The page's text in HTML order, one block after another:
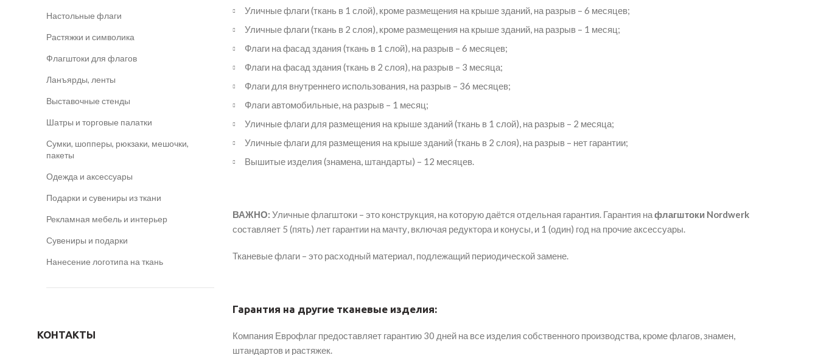
Уличные флаги (ткань в 1 слой), кроме размещения на крыше зданий, на разрыв – 6 месяцев;
Уличные флаги (ткань в 2 слоя), кроме размещения на крыше зданий, на разрыв – 1 месяц;
Флаги на фасад здания (ткань в 1 слой), на разрыв – 6 месяцев;
Флаги на фасад здания (ткань в 2 слоя), на разрыв – 3 месяца;
Флаги для внутреннего использования, на разрыв – 36 месяцев;
Флаги автомобильные, на разрыв – 1 месяц;
Уличные флаги для размещения на крыше зданий (ткань в 1 слой), на разрыв – 2 месяца;
Уличные флаги для размещения на крыше зданий (ткань в 2 слоя), на разрыв – нет гарантии;
Вышитые изделия (знамена, штандарты) – 12 месяцев.
ВАЖНО: Уличные флагштоки – это конструкция, на которую даётся отдельная гарантия. Гарантия нафлагштоки Nordwerk
составляет 5 (пять) лет гарантии на мачту, включая редуктора и конусы, и 1 (один) год на прочие аксессуары.
Тканевые флаги – это расходный материал, подлежащий периодической замене.
Гарантия на другие тканевые изделия:
Компания Еврофлаг предоставляет гарантию 30 дней на все изделия собственного производства, кроме флагов, знамен,
штандартов и растяжек.
Настольные флаги
Растяжки и символика
Флагштоки для флагов
Ланъярды, ленты
Выставочные стенды
​Шатры и торговые палатки
Сумки, шопперы, рюкзаки, мешочки,
пакеты
Одежда и аксессуары
Подарки и сувениры из ткани
Рекламная мебель и интерьер
Сувениры и подарки
Нанесение логотипа на ткань
КОНТАКТЫ